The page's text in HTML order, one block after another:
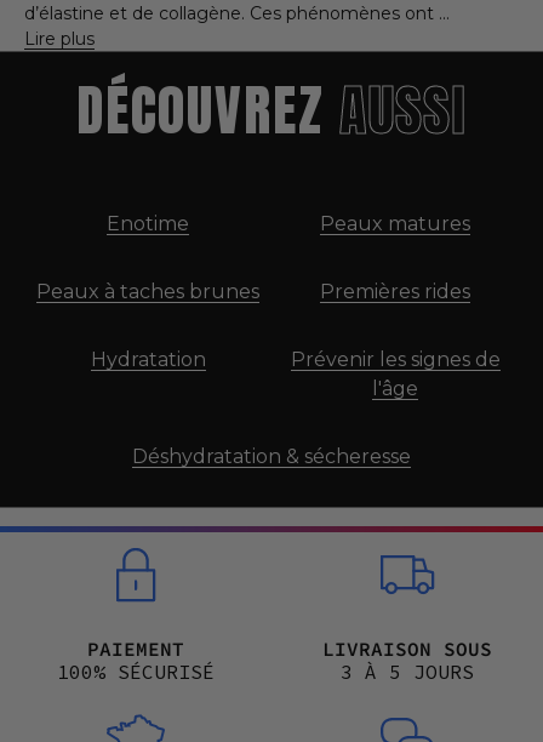
d’élastine et de collagène. Ces phénomènes ont
DÉCOUVREZAUSSI
Enotime Peaux matures
Peaux à taches brunes Premières rides
Hydratation
Prévenir les signes de
l'âge
Déshydratation & sécheresse
PAIEMENT
100% SÉCURISÉ
LIVRAISON SOUS
3 À 5 JOURS